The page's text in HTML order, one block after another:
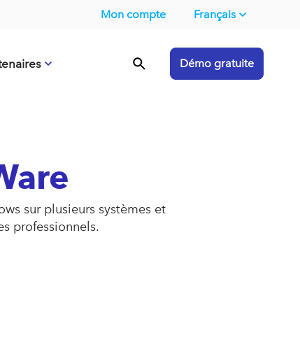
Mon compte Français
Démo gratuite
sur plusieurs systèmes et
professionnels.